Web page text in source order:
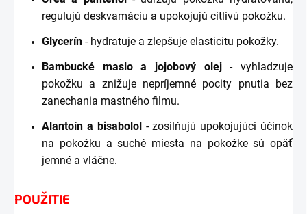
regulujú deskvamáciu a upokojujú citlivú pokožku.
Glycerín - hydratuje a zlepšuje elasticitu pokožky.
Bambucké maslo a jojobový olej- vyhladzuje
pokožku a znižuje nepríjemné pocity pnutia bez
zanechania mastného filmu.
Alantoín a bisabolol - zosilňujú upokojujúci účinok
na pokožku a suché miesta na pokožke sú opäť
jemné a vláčne.
POUŽITIE